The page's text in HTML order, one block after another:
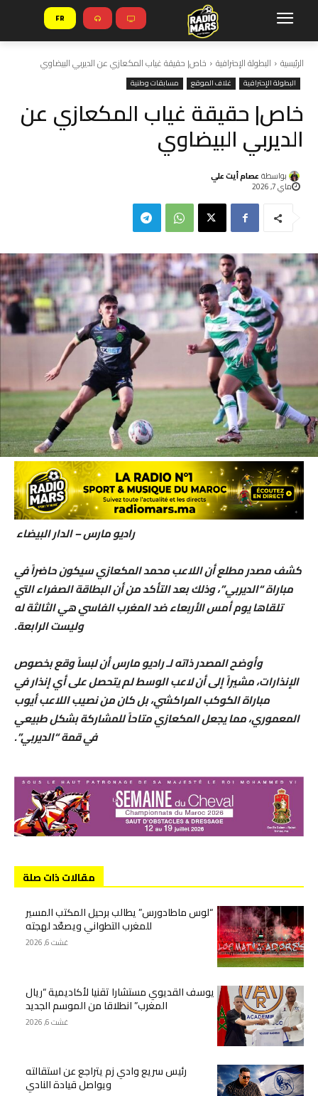
FR
الرئيسية البطولة الإحترافية خاص| حقيقة غياب المكعازي عن الديربي البيضاوي
البطولة الإحترافية غلاف الموقع مسابقات وطنية
خاص| حقيقة غياب المكعازي عن
الديربي البيضاوي
بواسطة عصام أيت علي
ماي 7, 2026
راديو مارس – الدار البيضاء
كشف مصدر مطلع أن اللاعب محمد المكعازي سيكون حاضراً في
مباراة “الديربي”، وذلك بعد التأكد من أن البطاقة الصفراء التي
تلقاها يوم أمس الأربعاء ضد المغرب الفاسي هي الثالثة له
وليست الرابعة.
​وأوضح المصدر ذاته لـ راديو مارس أن لبساً وقع بخصوص
الإنذارات، مشيراً إلى أن لاعب الوسط لم يتحصل على أي إنذار في
مباراة الكوكب المراكشي، بل كان من نصيب اللاعب أيوب
المعموري، مما يجعل المكعازي متاحاً للمشاركة بشكل طبيعي
في قمة “الديربي”.
مقالات ذات صلة
“لوس ماطادورس” يطالب برحيل المكتب المسير
للمغرب التطواني ويصعّد لهجته
غشت 6, 2026
يوسف القديوي مستشارا تقنيا لأكاديمية “ريال
المغرب” انطلاقا من الموسم الجديد
غشت 6, 2026
رئيس سريع وادي زم يتراجع عن استقالته
ويواصل قيادة النادي